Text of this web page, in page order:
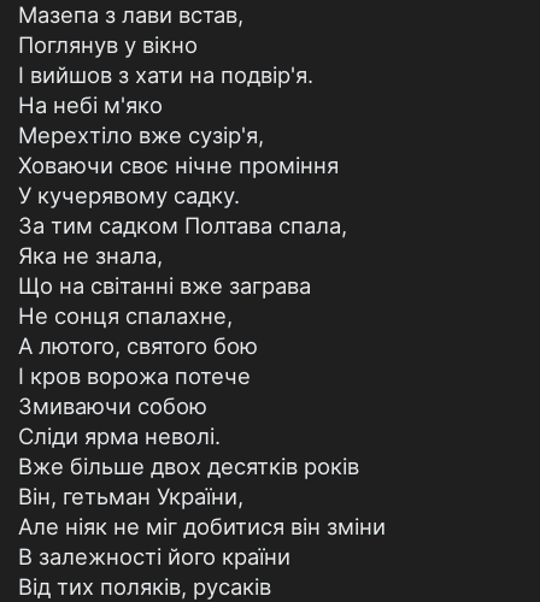
Мазепа з лави встав,
Поглянув у вікно
І вийшов з хати на подвір'я.
На небі м'яко
Мерехтіло вже сузір'я,
Ховаючи своє нічне проміння
У кучерявому садку.
За тим садком Полтава спала,
Яка не знала,
Що на світанні вже заграва
Не сонця спалахне,
А лютого, святого бою
І кров ворожа потече
Змиваючи собою
Сліди ярма неволі.
Вже більше двох десятків років
Він, гетьман України,
Але ніяк не міг добитися він зміни
В залежності його країни
Від тих поляків, русаків